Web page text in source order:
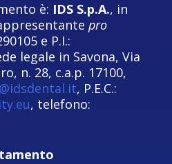
è: IDS S.p.A., in
pro
e P.I.:
legale in Savona, Via
n. 28, c.a.p. 17100,
, P.E.C.:
, telefono: